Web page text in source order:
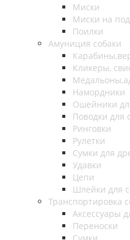
Миски
Миски на
Поилки
Амуниция собаки
Кликеры,
Намордники
Ошейники
Поводки для
Ринговки
Рулетки
Сумки для
Удавки
Цепи
Шлейки для
Транспортировка
Аксессуары
Переноски